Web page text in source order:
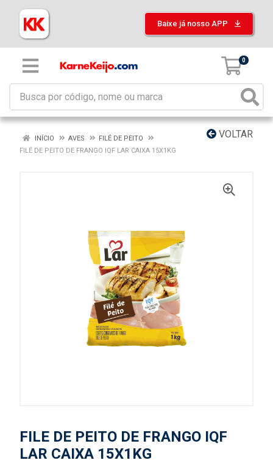
Baixe já nosso APP
0
VOLTAR
INÍCIO AVES
FILÉ DE PEITO
FILÉ DE PEITO DE FRANGO IQF LAR CAIXA 15X1KG
FILE DE PEITO DE FRANGO IQF
LAR CAIXA 15X1KG